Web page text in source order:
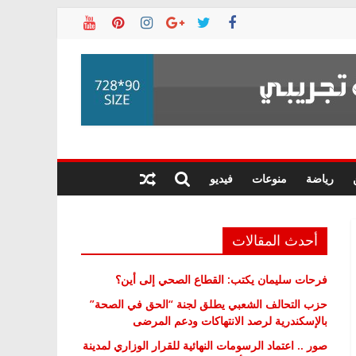
رياضة منوعات فيديو
أحدث المقالات
فرحات سليمان يكتب: القطاع الصحي إلى أين؟
حزب التحالف الشعبي يطلق لجنة “الحق في الصحة”
بالإسكندرية لرصد الانتهاكات ودعم المرضى
صور .. اعتماد الرسومات النهائية للقرار الوزاري لمدينة